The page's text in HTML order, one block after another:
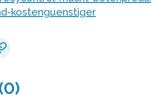
kostenguenstiger